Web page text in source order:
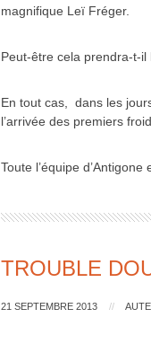
magnifique Leï Fréger.
Peut-être cela prendra-t-il
En tout cas, dans les
l’arrivée des premiers
Toute l’équipe d’Antigone
TROUBLE
21 SEPTEMBRE 2013 //